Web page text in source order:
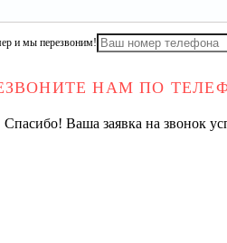
и мы перезвоним!
НАМ ПО
Спасибо! Ваша заявка на звонок